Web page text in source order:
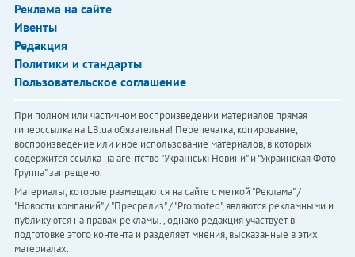
Реклама на сайте
Ивенты
Редакция
Политики и стандарты
Пользовательское соглашение
При полном или частичном воспроизведении материалов прямая
гиперссылка на LB.ua обязательна! Перепечатка, копирование,
воспроизведение или иное использование материалов, в которых
содержится ссылка на агентство "Українськi Новини" и "Украинская Фото
Группа" запрещено.
Материалы, которые размещаются на сайте с меткой "Реклама" /
"Новости компаний" / "Пресрелиз" / "Promoted", являются рекламными и
публикуются на правах рекламы. , однако редакция участвует в
подготовке этого контента и разделяет мнения, высказанные в этих
материалах.